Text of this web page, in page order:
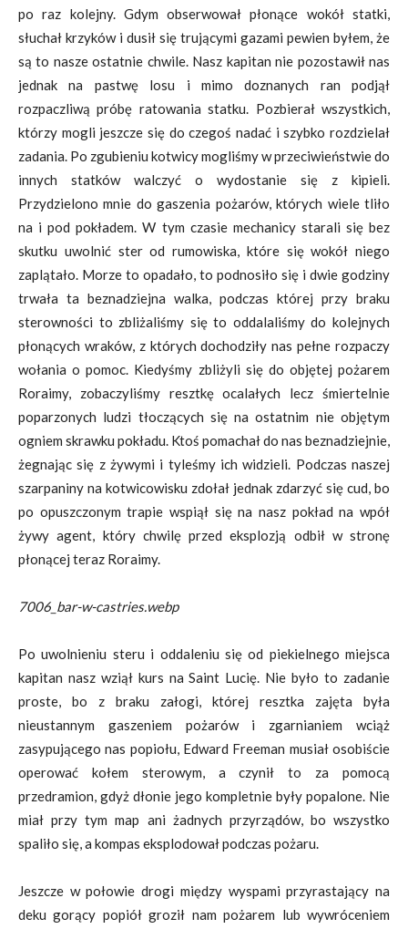
po raz kolejny. Gdym obserwował płonące wokół statki,
słuchał krzyków i dusił się trującymi gazami pewien byłem, że
są to nasze ostatnie chwile. Nasz kapitan nie pozostawił nas
jednak na pastwę losu i mimo doznanych ran podjął
rozpaczliwą próbę ratowania statku. Pozbierał wszystkich,
którzy mogli jeszcze się do czegoś nadać i szybko rozdzielał
zadania. Po zgubieniu kotwicy mogliśmy w przeciwieństwie do
innych statków walczyć o wydostanie się z kipieli.
Przydzielono mnie do gaszenia pożarów, których wiele tliło
na i pod pokładem. W tym czasie mechanicy starali się bez
skutku uwolnić ster od rumowiska, które się wokół niego
zaplątało. Morze to opadało, to podnosiło się i dwie godziny
trwała ta beznadziejna walka, podczas której przy braku
sterowności to zbliżaliśmy się to oddalaliśmy do kolejnych
płonących wraków, z których dochodziły nas pełne rozpaczy
wołania o pomoc. Kiedyśmy zbliżyli się do objętej pożarem
Roraimy, zobaczyliśmy resztkę ocalałych lecz śmiertelnie
poparzonych ludzi tłoczących się na ostatnim nie objętym
ogniem skrawku pokładu. Ktoś pomachał do nas beznadziejnie,
żegnając się z żywymi i tyleśmy ich widzieli. Podczas naszej
szarpaniny na kotwicowisku zdołał jednak zdarzyć się cud, bo
po opuszczonym trapie wspiął się na nasz pokład na wpół
żywy agent, który chwilę przed eksplozją odbił w stronę
płonącej teraz Roraimy.
7006_bar-w-castries.webp
Po uwolnieniu steru i oddaleniu się od piekielnego miejsca
kapitan nasz wziął kurs na Saint Lucię. Nie było to zadanie
proste, bo z braku załogi, której resztka zajęta była
nieustannym gaszeniem pożarów i zgarnianiem wciąż
zasypującego nas popiołu, Edward Freeman musiał osobiście
operować kołem sterowym, a czynił to za pomocą
przedramion, gdyż dłonie jego kompletnie były popalone. Nie
miał przy tym map ani żadnych przyrządów, bo wszystko
spaliło się, a kompas eksplodował podczas pożaru.
Jeszcze w połowie drogi między wyspami przyrastający na
deku gorący popiół groził nam pożarem lub wywróceniem